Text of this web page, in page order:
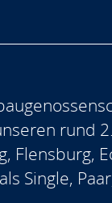
rund
Single,